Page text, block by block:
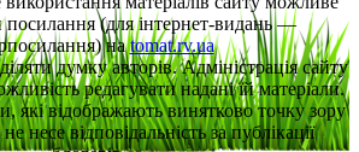
(для інтернет-видань —
наtomat.rv.ua
думку авторів. Адміністрація сайту
редагувати надані їй матеріали.
які відображають винятково точку зору
несе відповідальність за публікації